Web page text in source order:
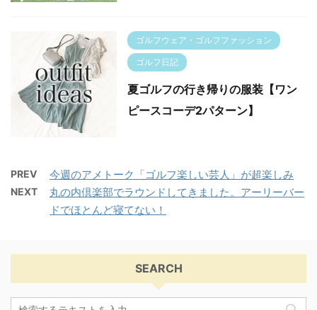
ゴルフウェア・ゴルフファッション
ゴルフ日記
夏ゴルフの行き帰りの服装【ワン
ピースコーデ2パターン】
PREV 今週のアメトーク「ゴルフ楽しい芸人」が超楽しみ
NEXT
丸の内倶楽部でラウンドしてきました。アーリーバー
ドでほとんど寝てない！
SEARCH